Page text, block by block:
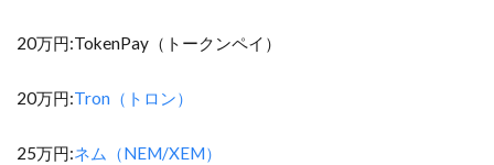
20万円:TokenPay（トークンペイ）
20万円:Tron（トロン）
25万円:ネム（NEM/XEM）